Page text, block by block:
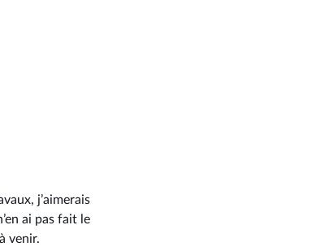
j’aimerais
ai pas fait le
venir.